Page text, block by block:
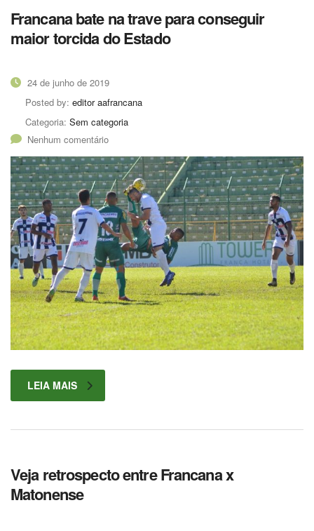
Francana bate na trave para conseguir
maior torcida do Estado
24 de junho de 2019
Posted by: editor aafrancana
Categoria: Sem categoria
Nenhum comentário
LEIA MAIS
Veja retrospecto entre Francana x
Matonense